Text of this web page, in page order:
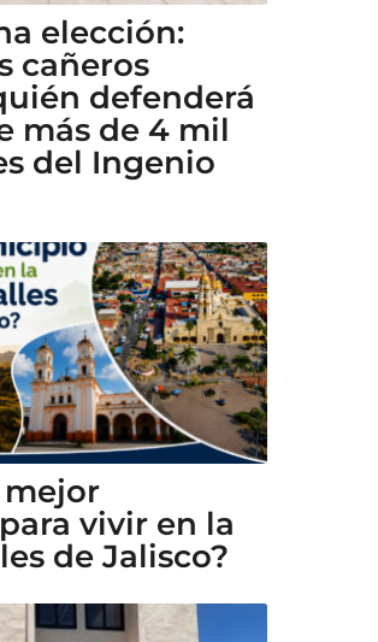
elección:
cañeros
defenderá
más de 4 mil
del Ingenio
mejor
vivir en la
de Jalisco?